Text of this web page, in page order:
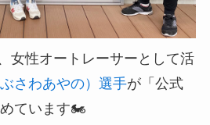
女性オートレーサーとして活
さわあやの）選手が「公式
めています🏍️